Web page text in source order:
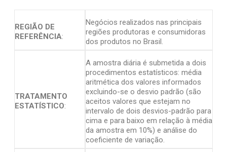
REGIÃO DE
REFERÊNCIA:
Negócios realizados nas principais
regiões produtoras e consumidoras
dos produtos no Brasil.
TRATAMENTO
ESTATÍSTICO:
A amostra diária é submetida a dois
procedimentos estatísticos: média
aritmética dos valores informados
excluindo-se o desvio padrão (são
aceitos valores que estejam no
intervalo de dois desvios-padrão para
cima e para baixo em relação à média
da amostra em 10%) e análise do
coeficiente de variação.